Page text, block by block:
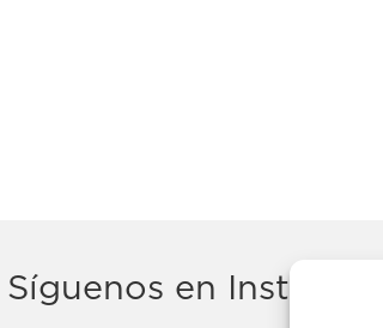
Síguenos en Instagram